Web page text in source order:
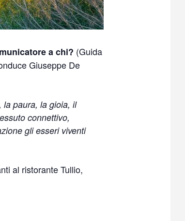
a chi? (Guida
Giuseppe De
la paura, la gioia, il
connettivo,
gli esseri viventi
al ristorante Tullio,